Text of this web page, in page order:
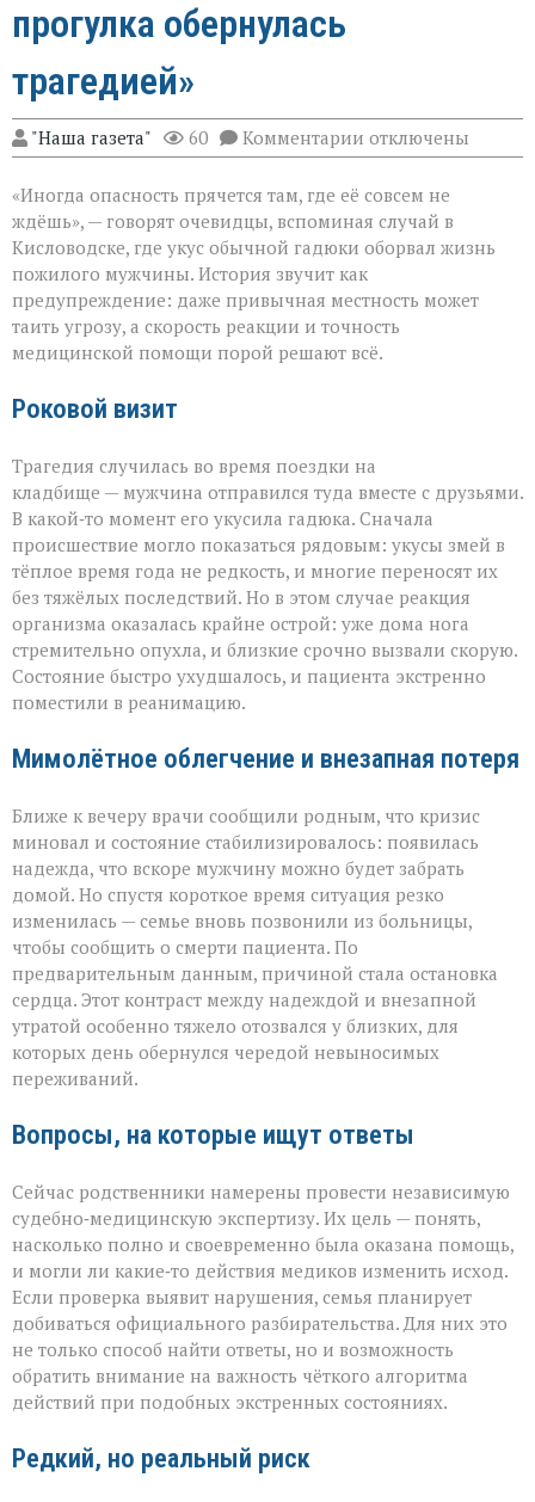
прогулка обернулась
трагедией»
"Наша газета" 60 Комментарии к
записи
укус:
как
обычная
прогулка
обернулась
трагедией»
отключены
«Иногда опасность прячется там, где её совсем не
ждёшь», — говорят очевидцы, вспоминая случай в
Кисловодске, где укус обычной гадюки оборвал жизнь
пожилого мужчины. История звучит как
предупреждение: даже привычная местность может
таить угрозу, а скорость реакции и точность
медицинской помощи порой решают всё.
Роковой визит
Трагедия случилась во время поездки на
кладбище — мужчина отправился туда вместе с друзьями.
В какой‑то момент его укусила гадюка. Сначала
происшествие могло показаться рядовым: укусы змей в
тёплое время года не редкость, и многие переносят их
без тяжёлых последствий. Но в этом случае реакция
организма оказалась крайне острой: уже дома нога
стремительно опухла, и близкие срочно вызвали скорую.
Состояние быстро ухудшалось, и пациента экстренно
поместили в реанимацию.
Мимолётное облегчение и внезапная потеря
Ближе к вечеру врачи сообщили родным, что кризис
миновал и состояние стабилизировалось: появилась
надежда, что вскоре мужчину можно будет забрать
домой. Но спустя короткое время ситуация резко
изменилась — семье вновь позвонили из больницы,
чтобы сообщить о смерти пациента. По
предварительным данным, причиной стала остановка
сердца. Этот контраст между надеждой и внезапной
утратой особенно тяжело отозвался у близких, для
которых день обернулся чередой невыносимых
переживаний.
Вопросы, на которые ищут ответы
Сейчас родственники намерены провести независимую
судебно‑медицинскую экспертизу. Их цель — понять,
насколько полно и своевременно была оказана помощь,
и могли ли какие‑то действия медиков изменить исход.
Если проверка выявит нарушения, семья планирует
добиваться официального разбирательства. Для них это
не только способ найти ответы, но и возможность
обратить внимание на важность чёткого алгоритма
действий при подобных экстренных состояниях.
Редкий, но реальный риск